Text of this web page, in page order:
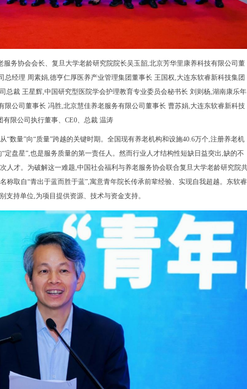
服务协会会长、复旦大学老龄研究院院长吴玉韶,北京芳华里康养科技有限公司董
经理 周素娟,德亨仁厚医养产业管理集团董事长 王国权,大连东软睿新科技集团
总裁 王星辉,中国研究型医院学会护理教育专业委员会秘书长 刘则杨,湖南康乐年
限公司董事长 冯胜,北京慧佳养老服务有限公司董事长 曹苏娟,大连东软睿新科技
有限公司执行董事、CE0、总裁 温涛
“数量”向“质量”跨越的关键时期。全国现有养老机构和设施40.6万个,注册养老机
定盘星”,也是服务质量的第一责任人。然而行业人才结构性短缺日益突出,缺的不
人才。为破解这一难题,中国社会福利与养老服务协会联合复旦大学老龄研究院
称取自“青出于蓝而胜于蓝”,寓意青年院长传承前辈经验、实现自我超越。东软睿
支持单位,为项目提供资源、技术与资金支持。